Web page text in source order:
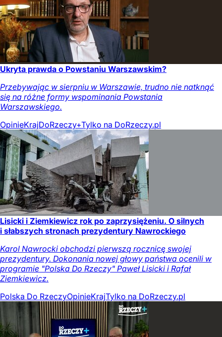
Ukryta prawda o Powstaniu Warszawskim?
Przebywając w sierpniu w Warszawie, trudno nie natknąć
się na różne formy wspominania Powstania
Warszawskiego.
OpinieKrajDoRzeczy+Tylko na DoRzeczy.pl
Lisicki i Ziemkiewicz rok po zaprzysiężeniu. O silnych
i słabszych stronach prezydentury Nawrockiego
Karol Nawrocki obchodzi pierwszą rocznicę swojej
prezydentury. Dokonania nowej głowy państwa ocenili w
programie "Polska Do Rzeczy" Paweł Lisicki i Rafał
Ziemkiewicz.
Polska Do RzeczyOpinieKrajTylko na DoRzeczy.pl